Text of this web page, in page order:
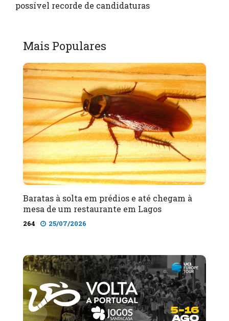
possível recorde de candidaturas
Mais Populares
Baratas à solta em prédios e até chegam à
mesa de um restaurante em Lagos
264 25/07/2026